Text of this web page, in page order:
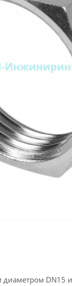
DN15